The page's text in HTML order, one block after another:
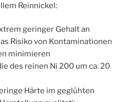
Reinnickel:
geringer Gehalt an
Risiko von Kontaminationen
minimieren
des reinen Ni 200 um ca. 20
Härte im geglühten